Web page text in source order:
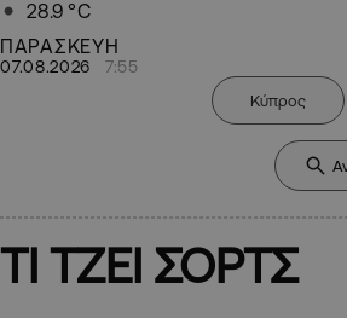
28.9 °C
ΠΑΡΑΣΚΕΥΗ
07.08.2026 7:55
Κύπρος
ΤΙ ΤΖΕΙ ΣΟΡΤΣ